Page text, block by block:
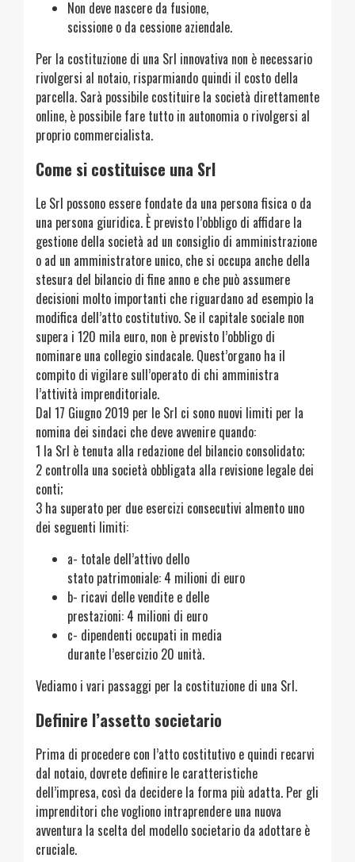
Non deve nascere da fusione,
scissione o da cessione aziendale.
Per la costituzione di una Srl innovativa non è necessario
rivolgersi al notaio, risparmiando quindi il costo della
parcella. Sarà possibile costituire la società direttamente
online, è possibile fare tutto in autonomia o rivolgersi al
proprio commercialista.
Come si costituisce una Srl
Le Srl possono essere fondate da una persona fisica o da
una persona giuridica. È previsto l’obbligo di affidare la
gestione della società ad un consiglio di amministrazione
o ad un amministratore unico, che si occupa anche della
stesura del bilancio di fine anno e che può assumere
decisioni molto importanti che riguardano ad esempio la
modifica dell’atto costitutivo. Se il capitale sociale non
supera i 120 mila euro, non è previsto l’obbligo di
nominare una collegio sindacale. Quest’organo ha il
compito di vigilare sull’operato di chi amministra
l’attività imprenditoriale.
Dal 17 Giugno 2019 per le Srl ci sono nuovi limiti per la
nomina dei sindaci che deve avvenire quando:
1 la Srl è tenuta alla redazione del bilancio consolidato;
2 controlla una società obbligata alla revisione legale dei
conti;
3 ha superato per due esercizi consecutivi almento uno
dei seguenti limiti:
a- totale dell’attivo dello
stato patrimoniale: 4 milioni di euro
b- ricavi delle vendite e delle
prestazioni: 4 milioni di euro
c- dipendenti occupati in media
durante l’esercizio 20 unità.
Vediamo i vari passaggi per la costituzione di una Srl.
Definire l’assetto societario
Prima di procedere con l’atto costitutivo e quindi recarvi
dal notaio, dovrete definire le caratteristiche
dell’impresa, così da decidere la forma più adatta. Per gli
imprenditori che vogliono intraprendere una nuova
avventura la scelta del modello societario da adottare è
cruciale.